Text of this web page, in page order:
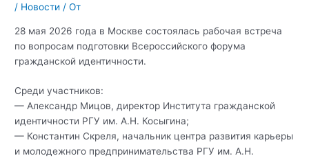
/ Новости / От
28 мая 2026 года в Москве состоялась рабочая встреча
по вопросам подготовки Всероссийского форума
гражданской идентичности.
Среди участников:
— Александр Мицов, директор Института гражданской
идентичности РГУ им. А.Н. Косыгина;
— Константин Скреля, начальник центра развития карьеры
и молодежного предпринимательства РГУ им. А.Н.